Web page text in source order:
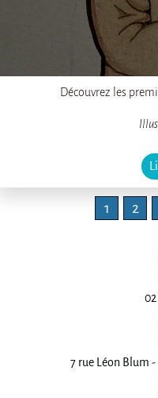
Découvrez les
1 2
02
7 rue Léon Blum -